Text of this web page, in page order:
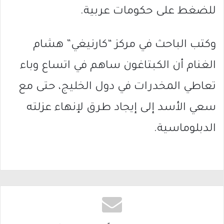
للضغط على حكومات عربية.
وكتب الباحث في مركز “كارنيغي” هشام
الغنام أن الكبتاغون ساهم في اتساع وباء
تعاطي المخدرات في دول الخليج، حتى مع
سعي الأسد إلى إيجاد طرق لإنهاء عزلته
الدبلوماسية.